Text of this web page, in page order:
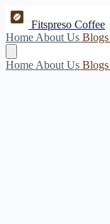
Fitspreso Coffee
Home About Us Blogs
Home About Us Blogs